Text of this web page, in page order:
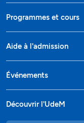
Programmes et cours
Aide à l'admission
Événements
Découvrir l'UdeM